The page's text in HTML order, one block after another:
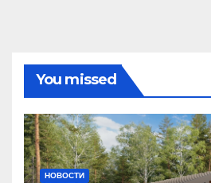
You missed
НОВОСТИ